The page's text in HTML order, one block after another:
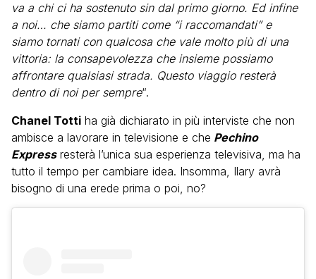
va a chi ci ha sostenuto sin dal primo giorno. Ed infine
a noi… che siamo partiti come “i raccomandati” e
siamo tornati con qualcosa che vale molto più di una
vittoria: la consapevolezza che insieme possiamo
affrontare qualsiasi strada. Questo viaggio resterà
dentro di noi per sempre“.
Chanel Totti ha già dichiarato in più interviste che non
ambisce a lavorare in televisione e che Pechino
Expressresterà l’unica sua esperienza televisiva, ma ha
tutto il tempo per cambiare idea. Insomma, Ilary avrà
bisogno di una erede prima o poi, no?